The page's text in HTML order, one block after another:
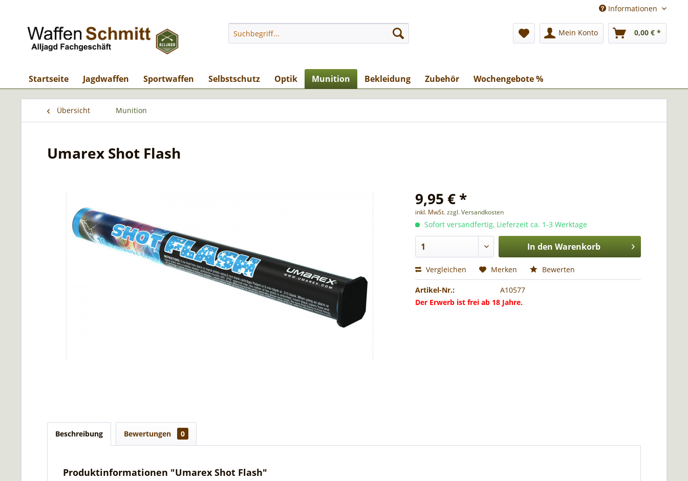
Informationen
Mein Konto 0,00 € *
Startseite Jagdwaffen Sportwaffen Selbstschutz Optik Munition Bekleidung Zubehör Wochengebote %
Übersicht Munition
Umarex Shot Flash
9,95 € *
inkl. MwSt.zzgl. Versandkosten
Sofort versandfertig, Lieferzeit ca. 1-3 Werktage
In den Warenkorb
Vergleichen Merken Bewerten
Artikel-Nr.:
A10577
Der Erwerb ist frei ab 18 Jahre.
Beschreibung Bewertungen 0
Produktinformationen "Umarex Shot Flash"